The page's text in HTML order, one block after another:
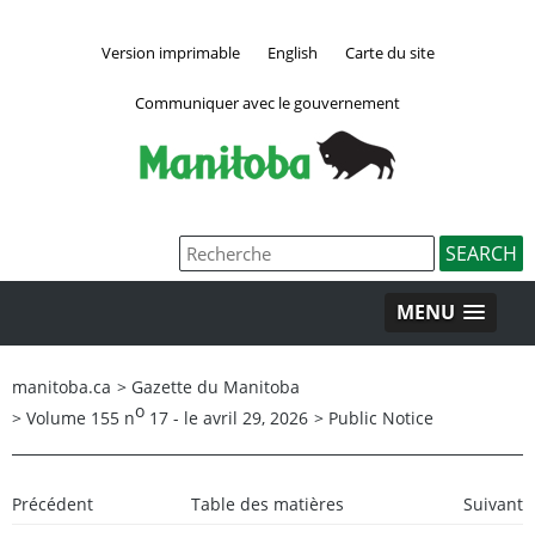
Version imprimable English Carte du site
Communiquer avec le gouvernement
MENU
manitoba.ca > Gazette du Manitoba
> Volume 155 no 17 - le avril 29, 2026 > Public Notice
Précédent Table des matières Suivant